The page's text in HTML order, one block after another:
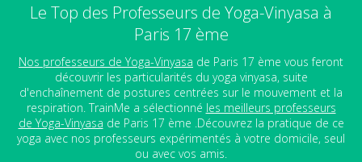
Le Top des Professeurs de Yoga-Vinyasa à
Paris 17 ème
Nos professeurs de Yoga-Vinyasa de Paris 17 ème vous feront
découvrir les particularités du yoga vinyasa, suite
d'enchaînement de postures centrées sur le mouvement et la
respiration. TrainMe a sélectionné les meilleurs professeurs
de Yoga-Vinyasa de Paris 17 ème .Découvrez la pratique de ce
yoga avec nos professeurs expérimentés à votre domicile, seul
ou avec vos amis.